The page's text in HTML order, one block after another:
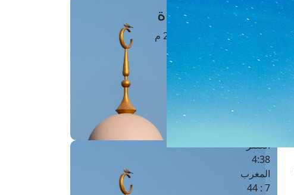
مَواقِيتُ الصَّـــلاة
القاهرة · 07 أغسطس 2026 م
الفجر
4 :41
الشروق
العصر
4:38
المغرب
7 : 44